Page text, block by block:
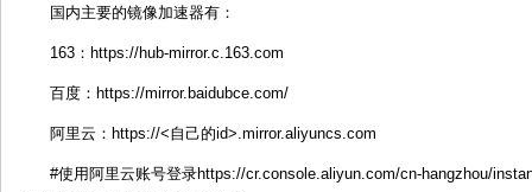
国内主要的镜像加速器有：
163：https://hub-mirror.c.163.com
百度：https://mirror.baidubce.com/
阿里云：https://<自己的id>.mirror.aliyuncs.com
#使用阿里云账号登录https://cr.console.aliyun.com/cn-hangzhou/